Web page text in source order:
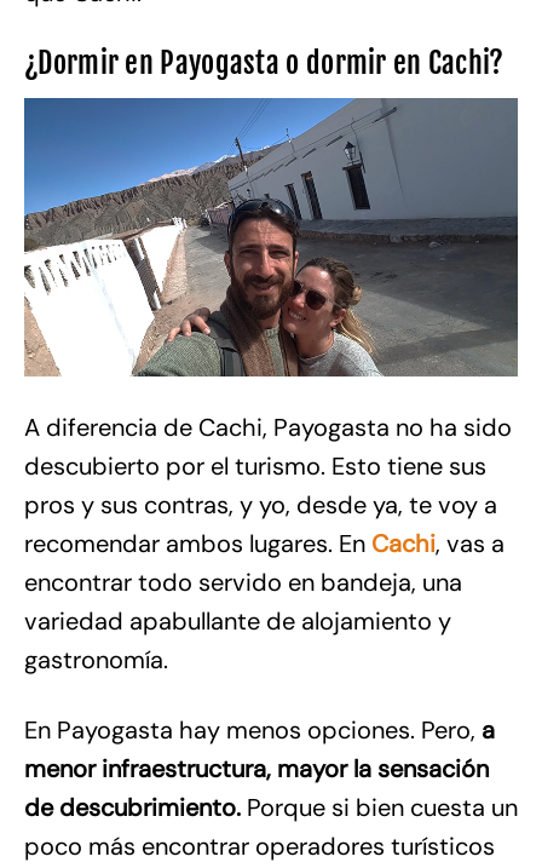
¿Dormir en Payogasta o dormir en Cachi?
A diferencia de Cachi, Payogasta no ha sido
descubierto por el turismo. Esto tiene sus
pros y sus contras, y yo, desde ya, te voy a
recomendar ambos lugares. En Cachi, vas a
encontrar todo servido en bandeja, una
variedad apabullante de alojamiento y
gastronomía.
En Payogasta hay menos opciones. Pero, a
menor infraestructura, mayor la sensación
de descubrimiento. Porque si bien cuesta un
poco más encontrar operadores turísticos